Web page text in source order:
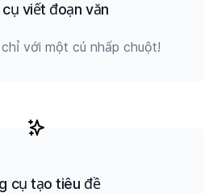
viết đoạn văn
với một cú nhấp chuột!
cụ tạo tiêu đề